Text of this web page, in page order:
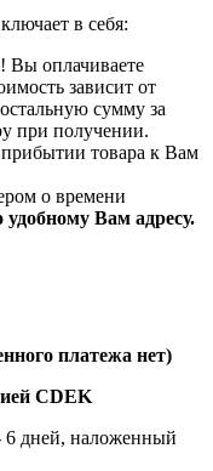
в себя:
оплачиваете
зависит от
сумму за
при получении.
товара к Вам
о времени
удобному Вам адресу.
платежа нет)
CDEK
6 дней, наложенный